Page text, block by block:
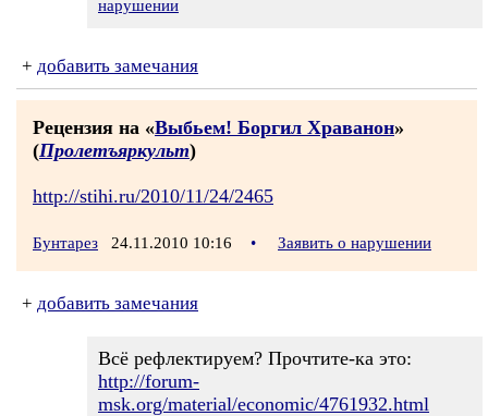
нарушении
+ добавить замечания
Рецензия на «Выбьем! Боргил Храванон»
(Пролетъяркульт)
http://stihi.ru/2010/11/24/2465
Бунтарез 24.11.2010 10:16 • Заявить о нарушении
+ добавить замечания
Всё рефлектируем? Прочтите-ка это:
http://forum-
msk.org/material/economic/4761932.html